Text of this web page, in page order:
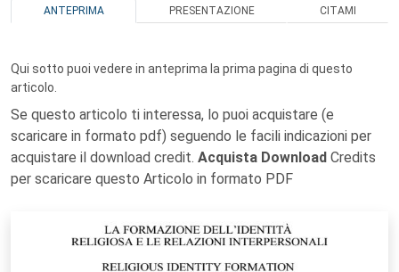
ANTEPRIMA PRESENTAZIONE CITAMI
Qui sotto puoi vedere in anteprima la prima pagina di questo
articolo.
Se questo articolo ti interessa, lo puoi acquistare (e
scaricare in formato pdf) seguendo le facili indicazioni per
acquistare il download credit. Acquista Download Credits
per scaricare questo Articolo in formato PDF